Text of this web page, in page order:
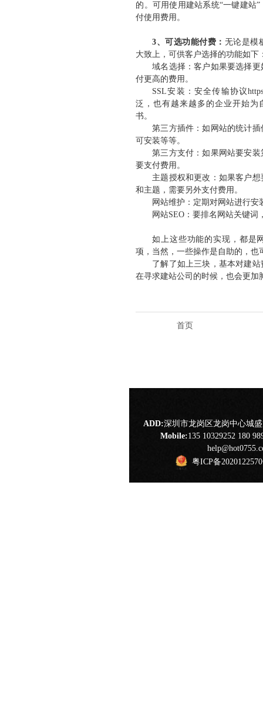
的。可用使用建站系统“一键建站
付使用费用。
3、可选功能付费： 无论是模
大致上，可供客户选择的功能如下
域名选择：客户如果要选择
付更高的费用。
SSL安装：安全传输协议
泛，也有越来越多的企业开始为
书。
第三方插件：如网站的统计
可安装等等。
第三方支付：如果网站要安
要支付费用。
主题授权和更改：如果客户
和主题，需要另外支付费用。
网站维护：定期对网站进行安
网站SEO：要排名网站关键词
如上这些功能的实现，都是
项，当然，一些操作是自助的，也
了解了如上三块，基本对建
在寻求建站公司的时候，也会更加
首页
ADD:深圳市龙岗区龙岗中心城
Mobile:135 10329252 180
粤ICP备